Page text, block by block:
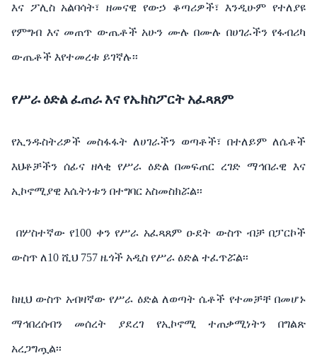
እና ፖሊስ አልባሳት፣ ዘመናዊ የውኃ ቆጣሪዎች፣ እንዲሁም የተለያዩ
የምግብ እና መጠጥ ውጤቶች አሁን ሙሉ በሙሉ በሀገራችን የፋብሪካ
ውጤቶች እየተመረቱ ይገኛሉ፡፡
የሥራ ዕድልፈጠራእና የኤክስፖርት አፈጻጸም
የኢንዱስትሪዎች መስፋፋት ለሀገራችን ወጣቶች፣ በተለይም ለሴቶች
እህቶቻችን ሰፊና ዘላቂ የሥራ ዕድል በመፍጠር ረገድ ማኅበራዊ እና
ኢኮኖሚያዊ እሴትነቱን በተግባር አስመስክሯል፡፡
በሦስተኛው የ100 ቀን የሥራ አፈጻጸም ዑደት ውስጥ ብቻ በፓርኮች
ውስጥ ለ10 ሺህ757 ዜጎች አዲስ የሥራ ዕድል ተፈጥሯል፡፡
ከዚህ ውስጥ አብዛኛው የሥራ ዕድል ለወጣት ሴቶች የተመቻቸ በመሆኑ
ማኅበረሰብን መሰረት ያደረገ የኢኮኖሚ ተጠቃሚነትን በግልጽ
አረጋግጧል፡፡